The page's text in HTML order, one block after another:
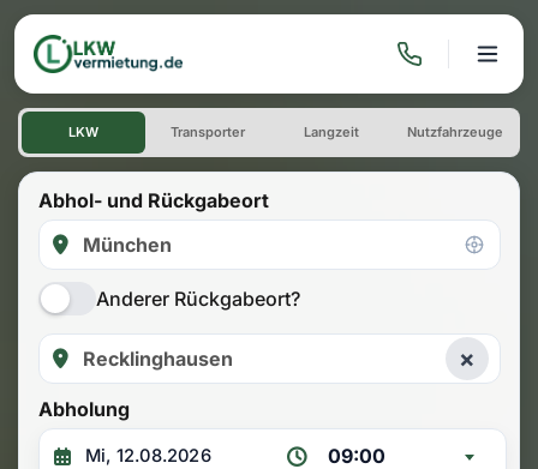
LKW mieten: Einwegmiete
LKW Transporter Langzeit Nutzfahrzeuge
Abhol- und Rückgabeort
Anderer Rückgabeort?
×
Abholung
09:00